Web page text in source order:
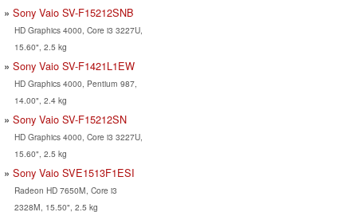
Sony Vaio SV-F15212SNB
HD Graphics 4000, Core i3 3227U,
15.60", 2.5 kg
Sony Vaio SV-F1421L1EW
HD Graphics 4000, Pentium 987,
14.00", 2.4 kg
Sony Vaio SV-F15212SN
HD Graphics 4000, Core i3 3227U,
15.60", 2.5 kg
Sony Vaio SVE1513F1ESI
Radeon HD 7650M, Core i3
2328M, 15.50", 2.5 kg